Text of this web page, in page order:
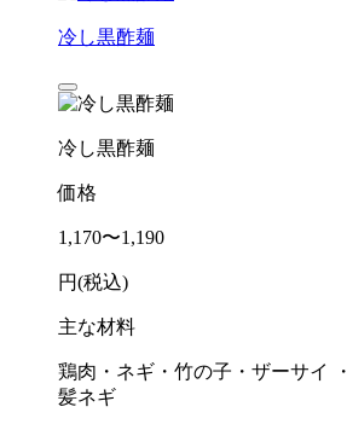
冷し黒酢麺
冷し黒酢麺
価格
1,170〜1,190
円(税込)
主な材料
鶏肉・ネギ・竹の子・ザーサイ
髪ネギ